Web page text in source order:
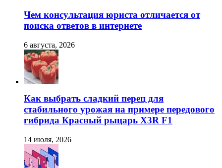
Чем консультация юриста отличается от
поиска ответов в интернете
6 августа, 2026
Как выбрать сладкий перец для
стабильного урожая на примере передового
гибрида Красный рыцарь X3R F1
14 июля, 2026